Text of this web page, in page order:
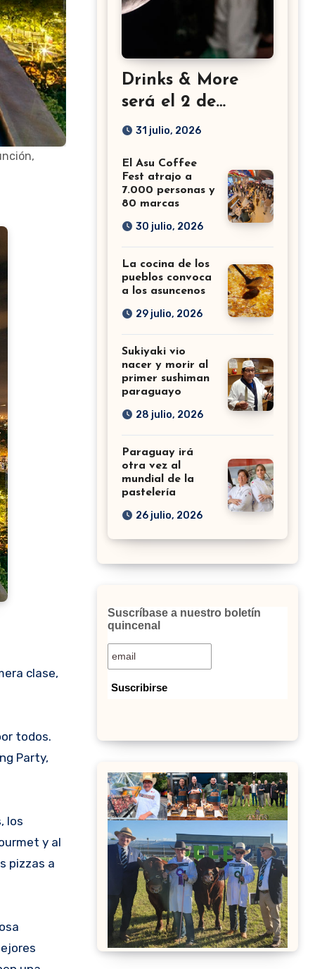
clase,
todos.
Party,
los
y al
pizzas a
Drinks & More
será el 2 de
setiembre en el
31 julio, 2026
El Asu Coffee
Fest atrajo a
7.000 personas y
80 marcas
30 julio, 2026
La cocina de los
pueblos convoca
a los asuncenos
29 julio, 2026
Sukiyaki vio
nacer y morir al
primer sushiman
paraguayo
28 julio, 2026
Paraguay irá
otra vez al
mundial de la
pastelería
26 julio, 2026
Suscríbase a nuestro boletín
quincenal